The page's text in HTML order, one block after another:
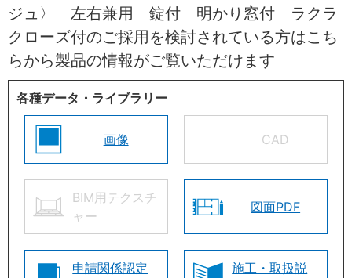
ジュ〉 左右兼用 錠付 明かり窓付 ラクラ
クローズ付のご採用を検討されている方はこち
らから製品の情報がご覧いただけます
各種データ・ライブラリー
画像 CAD
BIM用テクスチ
ャー
図面PDF
申請関係認定
施工・取扱説